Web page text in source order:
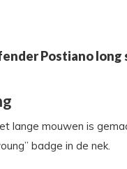
Postiano long
lange mouwen is
badge in de nek.